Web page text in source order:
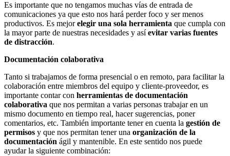
Es importante que no tengamos muchas vías de entrada de
comunicaciones ya que esto nos hará perder foco y ser menos
productivos. Es mejorelegir una sola herramienta que cumpla con
la mayor parte de nuestras necesidades y asíevitar varias fuentes
de distracción.
Documentación colaborativa
Tanto si trabajamos de forma presencial o en remoto, para facilitar la
colaboración entre miembros del equipo y cliente-proveedor, es
importante contar con herramientas de documentación
colaborativa que nos permitan a varias personas trabajar en un
mismo documento en tiempo real, hacer sugerencias, poner
comentarios, etc. También importante tener en cuenta la gestión de
permisos y que nos permitan tener una organización de la
documentación ágil y mantenible. En este sentido nos puede
ayudar la siguiente combinación: